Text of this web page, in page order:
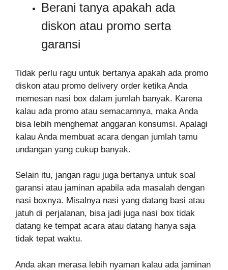
Berani tanya apakah ada
diskon atau promo serta
garansi
Tidak perlu ragu untuk bertanya apakah ada promo
diskon atau promo delivery order ketika Anda
memesan nasi box dalam jumlah banyak. Karena
kalau ada promo atau semacamnya, maka Anda
bisa lebih menghemat anggaran konsumsi. Apalagi
kalau Anda membuat acara dengan jumlah tamu
undangan yang cukup banyak.
Selain itu, jangan ragu juga bertanya untuk soal
garansi atau jaminan apabila ada masalah dengan
nasi boxnya. Misalnya nasi yang datang basi atau
jatuh di perjalanan, bisa jadi juga nasi box tidak
datang ke tempat acara atau datang hanya saja
tidak tepat waktu.
Anda akan merasa lebih nyaman kalau ada jaminan